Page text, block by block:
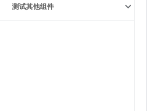
测试其他组件